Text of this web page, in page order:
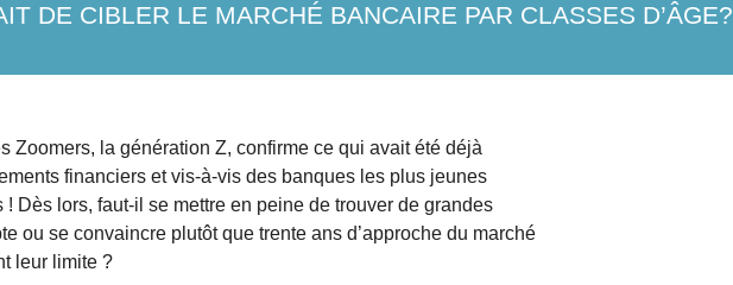
DE CIBLER LE MARCHÉ BANCAIRE PAR CLASSES D’ÂGE?
Zoomers, la génération Z, confirme ce qui avait été déjà
financiers et vis-à-vis des banques les plus jeunes
Dès lors, faut-il se mettre en peine de trouver de grandes
ou se convaincre plutôt que trente ans d’approche du marché
leur limite ?